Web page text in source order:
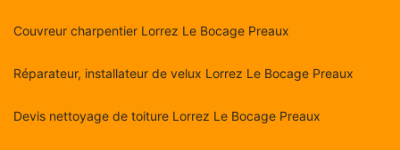
Couvreur charpentier Lorrez Le Bocage Preaux
Réparateur, installateur de velux Lorrez Le Bocage Preaux
Devis nettoyage de toiture Lorrez Le Bocage Preaux